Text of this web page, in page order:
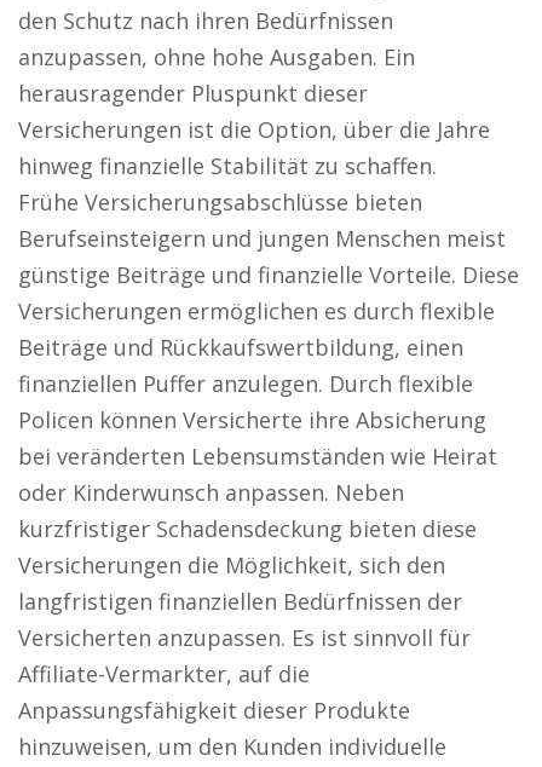
den Schutz nach ihren Bedürfnissen
anzupassen, ohne hohe Ausgaben. Ein
herausragender Pluspunkt dieser
Versicherungen ist die Option, über die Jahre
hinweg finanzielle Stabilität zu schaffen.
Frühe Versicherungsabschlüsse bieten
Berufseinsteigern und jungen Menschen meist
günstige Beiträge und finanzielle Vorteile. Diese
Versicherungen ermöglichen es durch flexible
Beiträge und Rückkaufswertbildung, einen
finanziellen Puffer anzulegen. Durch flexible
Policen können Versicherte ihre Absicherung
bei veränderten Lebensumständen wie Heirat
oder Kinderwunsch anpassen. Neben
kurzfristiger Schadensdeckung bieten diese
Versicherungen die Möglichkeit, sich den
langfristigen finanziellen Bedürfnissen der
Versicherten anzupassen. Es ist sinnvoll für
Affiliate-Vermarkter, auf die
Anpassungsfähigkeit dieser Produkte
hinzuweisen, um den Kunden individuelle